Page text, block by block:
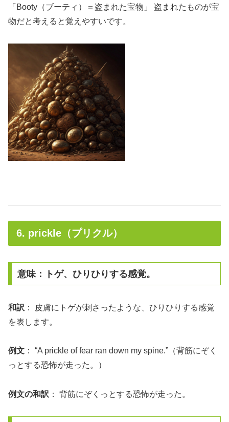
「Booty（ブーティ）＝盗まれた宝物」 盗まれたものが宝
物だと考えると覚えやすいです。
6. prickle（プリクル）
意味：トゲ、ひりひりする感覚。
和訳 ： 皮膚にトゲが刺さったような、ひりひりする感覚
を表します。
例文 ： “A prickle of fear ran down my spine.”（背筋にぞく
っとする恐怖が走った。）
例文の和訳 ： 背筋にぞくっとする恐怖が走った。